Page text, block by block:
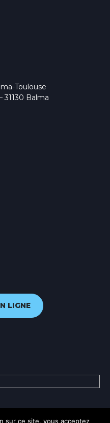
Toulouse
31130 Balma
LIGNE
sur ce site, vous acceptez